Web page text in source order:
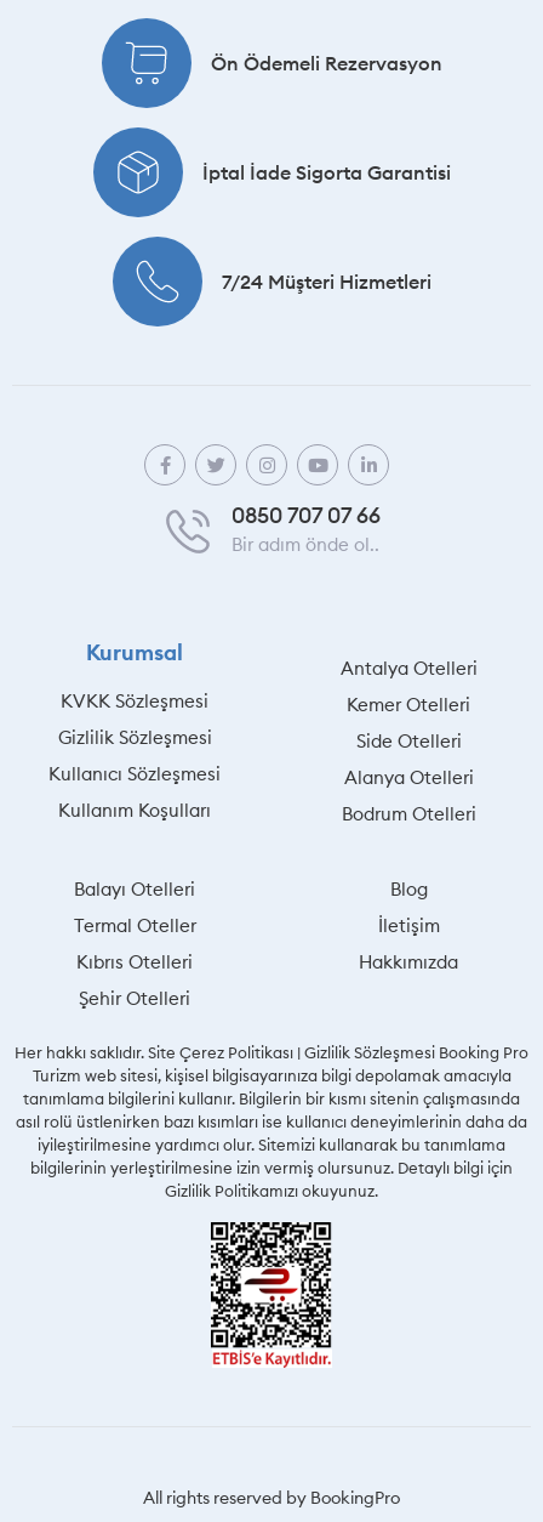
Ön Ödemeli Rezervasyon
İptal İade Sigorta Garantisi
7/24 Müşteri Hizmetleri
0850 707 07 66
Bir adım önde ol..
Kurumsal
KVKK Sözleşmesi
Gizlilik Sözleşmesi
Kullanıcı Sözleşmesi
Kullanım Koşulları
Antalya Otelleri
Kemer Otelleri
Side Otelleri
Alanya Otelleri
Bodrum Otelleri
Balayı Otelleri
Termal Oteller
Kıbrıs Otelleri
Şehir Otelleri
Blog
İletişim
Hakkımızda
Her hakkı saklıdır. Site Çerez Politikası | Gizlilik Sözleşmesi Booking Pro
Turizm web sitesi, kişisel bilgisayarınıza bilgi depolamak amacıyla
tanımlama bilgilerini kullanır. Bilgilerin bir kısmı sitenin çalışmasında
asıl rolü üstlenirken bazı kısımları ise kullanıcı deneyimlerinin daha da
iyileştirilmesine yardımcı olur. Sitemizi kullanarak bu tanımlama
bilgilerinin yerleştirilmesine izin vermiş olursunuz. Detaylı bilgi için
Gizlilik Politikamızı okuyunuz.
All rights reserved by BookingPro